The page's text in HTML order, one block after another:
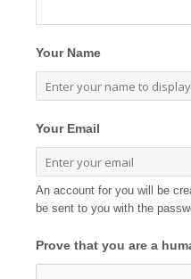
Your Name
Your Email
An account for you will be
be sent to you with the
Prove that you are a